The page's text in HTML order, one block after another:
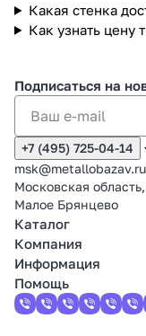
Какая стенка
Как узнать цену
Подписаться на
+7 (495) 725-04-14
msk@metallobazav.ru
Московская
Малое Брянцево
Каталог
Компания
Информация
Помощь